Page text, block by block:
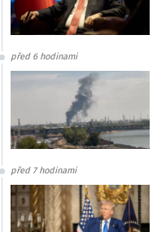
před 6 hodinami
před 7 hodinami